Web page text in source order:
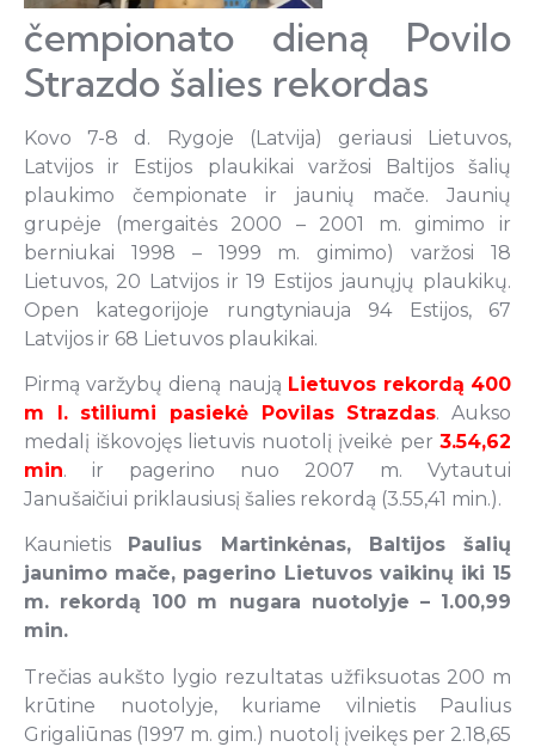
čempionato dieną Povilo
Strazdo šalies rekordas
Kovo 7-8 d. Rygoje (Latvija) geriausi Lietuvos,
Latvijos ir Estijos plaukikai varžosi Baltijos šalių
plaukimo čempionate ir jaunių mače. Jaunių
grupėje (mergaitės 2000 – 2001 m. gimimo ir
berniukai 1998 – 1999 m. gimimo) varžosi 18
Lietuvos, 20 Latvijos ir 19 Estijos jaunųjų plaukikų.
Open kategorijoje rungtyniauja 94 Estijos, 67
Latvijos ir 68 Lietuvos plaukikai.
Pirmą varžybų dieną naują Lietuvos rekordą 400
m l. stiliumi pasiekė Povilas Strazdas. Aukso
medalį iškovojęs lietuvis nuotolį įveikė per 3.54,62
min. ir pagerino nuo 2007 m. Vytautui
Janušaičiui priklausiusį šalies rekordą (3.55,41 min.).
Kaunietis
Paulius Martinkėnas, Baltijos šalių
jaunimo mače, pagerino Lietuvos vaikinų iki 15
m. rekordą 100 m nugara nuotolyje – 1.00,99
min.
Trečias aukšto lygio rezultatas užfiksuotas 200 m
krūtine nuotolyje, kuriame vilnietis Paulius
Grigaliūnas (1997 m. gim.) nuotolį įveikęs per 2.18,65